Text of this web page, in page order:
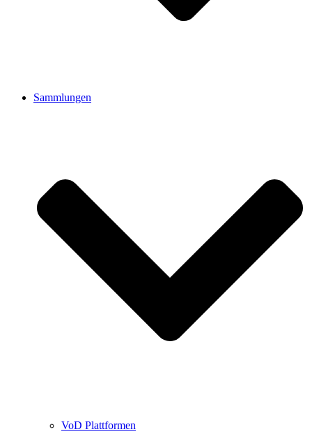
Sammlungen
VoD Plattformen